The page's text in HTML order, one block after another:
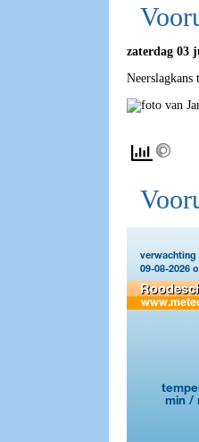
zaterdag 03
Neerslagkans